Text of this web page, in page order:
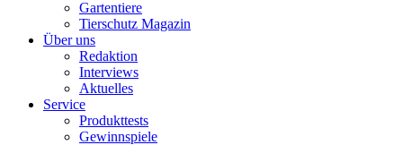
Gartentiere
Tierschutz Magazin
Über uns
Redaktion
Interviews
Aktuelles
Service
Produkttests
Gewinnspiele